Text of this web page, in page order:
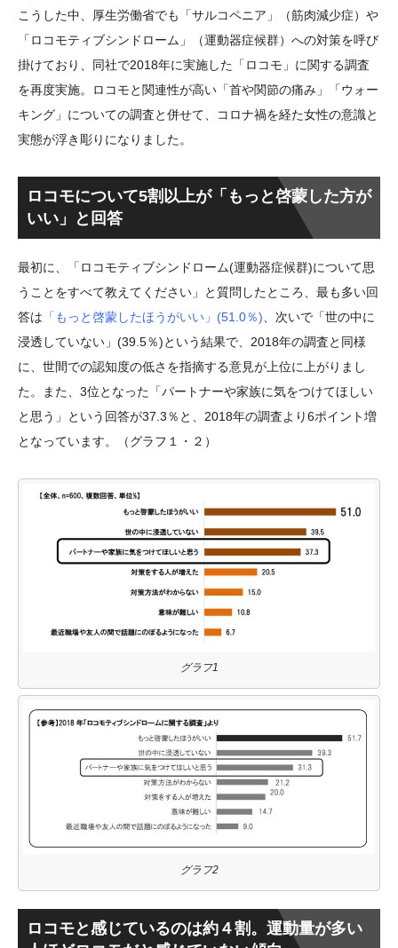
こうした中、厚生労働省でも「サルコペニア」（筋肉減少症）や
「ロコモティブシンドローム」（運動器症候群）への対策を呼び
掛けており、同社で2018年に実施した「ロコモ」に関する調査
を再度実施。ロコモと関連性が高い「首や関節の痛み」「ウォー
キング」についての調査と併せて、コロナ禍を経た女性の意識と
実態が浮き彫りになりました。
ロコモについて5割以上が「もっと啓蒙した方が
いい」と回答
最初に、「ロコモティブシンドローム(運動器症候群)について思
うことをすべて教えてください」と質問したところ、最も多い回
答は 「もっと啓蒙したほうがいい」(51.0％) 、次いで「世の中に
浸透していない」(39.5％)という結果で、2018年の調査と同様
に、世間での認知度の低さを指摘する意見が上位に上がりまし
た。また、3位となった「パートナーや家族に気をつけてほしい
と思う」という回答が37.3％と、2018年の調査より6ポイント増
となっています。（グラフ１・２）
グラフ1
グラフ2
ロコモと感じているのは約４割。運動量が多い